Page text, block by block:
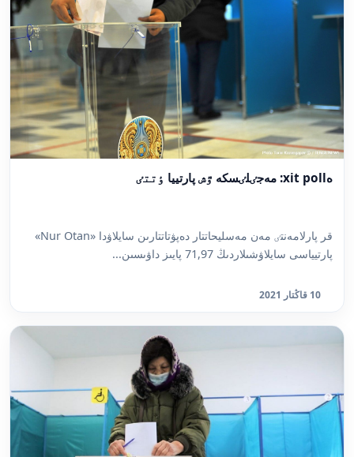
ەxit poll: مەجٸلٸسكە ٷش پارتييا ٶتتٸ
قر پارلامەنتٸ مەن مەسليحاتتار دەپۋتاتتارىن سايلاۋدا «Nur Otan»
پارتيياسى سايلاۋشىلاردىڭ 71,97 پايىز داۋىسىن...
10 قاڭتار 2021